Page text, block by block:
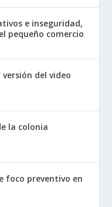
e inseguridad,
pequeño comercio
versión del video
la colonia
foco preventivo en